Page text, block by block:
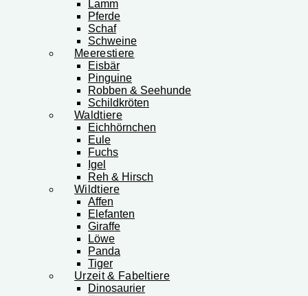
Lamm
Pferde
Schaf
Schweine
Meerestiere
Eisbär
Pinguine
Robben & Seehunde
Schildkröten
Waldtiere
Eichhörnchen
Eule
Fuchs
Igel
Reh & Hirsch
Wildtiere
Affen
Elefanten
Giraffe
Löwe
Panda
Tiger
Urzeit & Fabeltiere
Dinosaurier